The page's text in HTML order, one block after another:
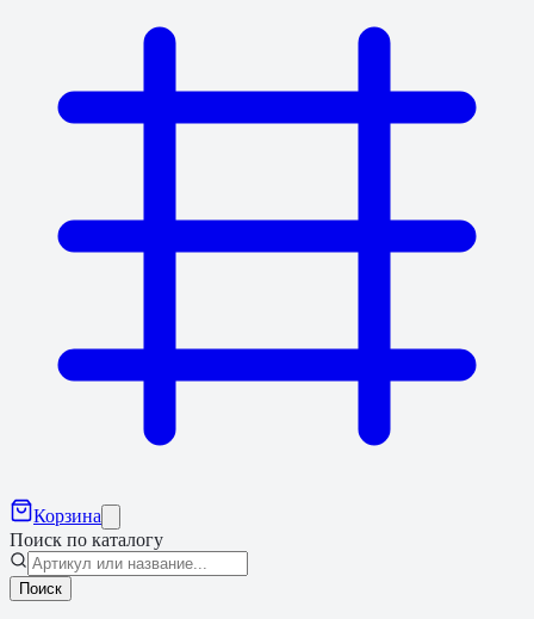
Корзина
Поиск по каталогу
Поиск